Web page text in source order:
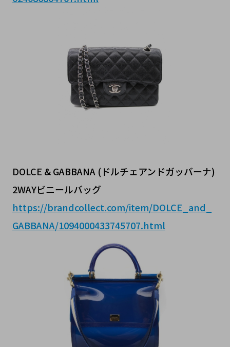
DOLCE & GABBANA (ドルチェアンドガッバーナ)
2WAYビニールバッグ
https://brandcollect.com/item/DOLCE_and_
GABBANA/1094000433745707.html